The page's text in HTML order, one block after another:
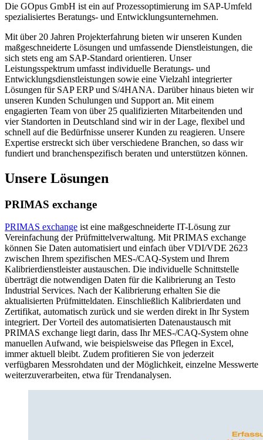
Die GOpus GmbH ist ein auf Prozessoptimierung im SAP-Umfeld
spezialisiertes Beratungs- und Entwicklungsunternehmen.
Mit über 20 Jahren Projekterfahrung bieten wir unseren Kunden
maßgeschneiderte Lösungen und umfassende Dienstleistungen, die
sich stets eng am SAP-Standard orientieren. Unser
Leistungsspektrum umfasst individuelle Beratungs- und
Entwicklungsdienstleistungen sowie eine Vielzahl integrierter
Lösungen für SAP ERP und S/4HANA. Darüber hinaus bieten wir
unseren Kunden Schulungen und Support an. Mit einem
engagierten Team von über 25 qualifizierten Mitarbeitenden und
vier Standorten in Deutschland sind wir in der Lage, flexibel und
schnell auf die Bedürfnisse unserer Kunden zu reagieren. Unsere
Expertise erstreckt sich über verschiedene Branchen, so dass wir
fundiert und branchenspezifisch beraten und unterstützen können.
Unsere Lösungen
PRIMAS exchange
PRIMAS exchange ist eine maßgeschneiderte IT-Lösung zur
Vereinfachung der Prüfmittelverwaltung. Mit PRIMAS exchange
können Sie Daten automatisiert und einfach über VDI/VDE 2623
zwischen Ihrem spezifischen MES-/CAQ-System und Ihrem
Kalibrierdienstleister austauschen. Die individuelle Schnittstelle
überträgt die notwendigen Daten für die Kalibrierung an Testo
Industrial Services. Nach der Kalibrierung erhalten Sie die
aktualisierten Prüfmitteldaten. Einschließlich Kalibrierdaten und
Zertifikat, automatisch zurück und sie werden direkt in Ihr System
integriert. Der Vorteil des automatisierten Datenaustausch mit
PRIMAS exchange liegt darin, dass Ihr MES-/CAQ-System ohne
manuellen Aufwand, wie beispielsweise das Pflegen in Excel,
immer aktuell bleibt. Zudem profitieren Sie von jederzeit
verfügbaren Messrohdaten und der Möglichkeit, einzelne Messwerte
weiterzuverarbeiten, etwa für Trendanalysen.